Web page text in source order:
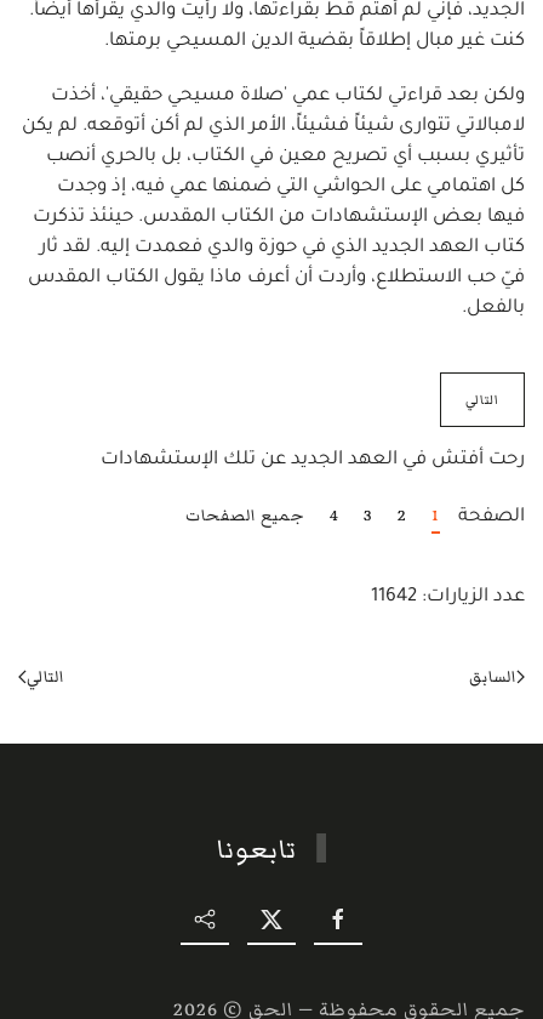
الجديد، فإني لم أهتم قط بقراءتها، ولا رأيت والدي يقرأها أيضاً.
كنت غير مبال إطلاقاً بقضية الدين المسيحي برمتها.
ولكن بعد قراءتي لكتاب عمي 'صلاة مسيحي حقيقي'، أخذت
لامبالاتي تتوارى شيئاً فشيئاً، الأمر الذي لم أكن أتوقعه. لم يكن
تأثيري بسبب أي تصريح معين في الكتاب، بل بالحري أنصب
كل اهتمامي على الحواشي التي ضمنها عمي فيه، إذ وجدت
فيها بعض الإستشهادات من الكتاب المقدس. حينئذ تذكرت
كتاب العهد الجديد الذي في حوزة والدي فعمدت إليه. لقد ثار
فيّ حب الاستطلاع، وأردت أن أعرف ماذا يقول الكتاب المقدس
بالفعل.
التالي
رحت أفتش في العهد الجديد عن تلك الإستشهادات
الصفحة 1
2
3
4 جميع الصفحات
عدد الزيارات: 11642
السابق التالي
تابعونا
جميع الحقوق محفوظة — الحق © 2026